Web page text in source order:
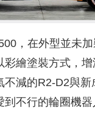
，在外型並未
彩繪塗裝方式，
不減的R2-D2與新
到不行的輪圈機